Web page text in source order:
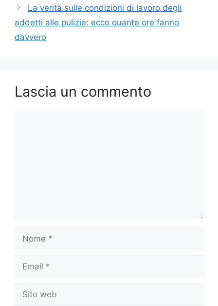
La verità sulle condizioni di lavoro degli
addetti alle pulizie: ecco quante ore fanno
davvero
Lascia un commento
web